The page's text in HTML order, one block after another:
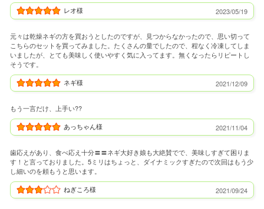
レオ様
2023/05/19
元々は乾燥ネギの方を買おうとしたのですが、見つからなかったので、思い切って
こちらのセットを買ってみました。たくさんの量でしたので、程なく冷凍してしま
いましたが、とても美味しく使いやすく気に入ってます。無くなったらリピートし
そうです。
ネギ様
2021/12/09
もう一言だけ、上手い??
あっちゃん様
2021/11/04
歯応えがあり、食べ応え十分〓〓ネギ大好き娘も大絶賛でで、美味しすぎて困りま
す！と言っておりました。5ミリはちょっと、ダイナミックすぎたので次回はもう少
し細いのを頼もうと思います。
ねぎころ様
2021/09/24